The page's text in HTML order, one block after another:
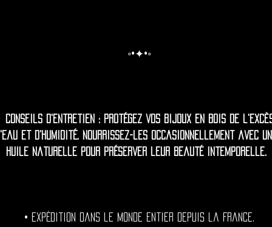
◦•✦•◦
Conseils d'entretien : Protégez vos bijoux en bois de
et d'humidité. Nourrissez-les occasionnellement avec
huile naturelle pour préserver leur beauté intemporelle.
• Expédition dans le monde entier depuis la France.